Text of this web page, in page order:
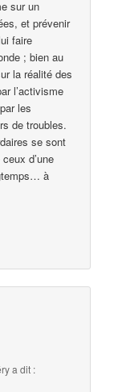
sur un
et prévenir
faire
; bien au
la réalité des
l’activisme
les
de troubles.
se sont
d’une
à
a dit :